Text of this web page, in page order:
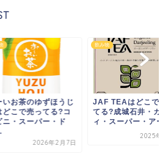
いお茶のゆずほうじ
どこで売ってる?コ
ニ・スーパー・ド
2026年2月7日
飲み物
JAF TEAはどこで
てる?成城石井・カ
ィ・スーパー・アー
2025年1